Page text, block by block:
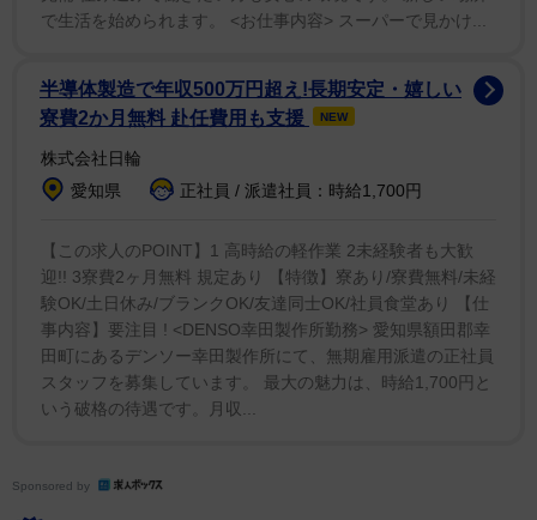
た。
そして「イン・メモリアム」のコーナーではベン・プ
ラット、シンシア・エリヴォ、レスリー・オドム・Ｊ
ｒ、レイチェル・ゼグラーらが昨年１１月に９１歳で死
去したブロードウェイミュージカルの巨匠スティーヴ
た。
まずベンが『ノット・ア・デイ・ゴーズ・バイ』『メ
リリー・ウィー・ロール・アロング』を披露、続いてシ
ンシアとレスリーによる『センド・イン・ザ・クラウン
ズ』、最後にレイチェルによる『ウェストサイド物語』
で生活を始められます。 <お仕事内容> スーパーで見かけ...
半導体製造で年収500万円超え!長期安定・嬉しい
寮費2か月無料 赴任費用も支援
NEW
株式会社日輪
愛知県
正社員 / 派遣社員：時給1,700円
【この求人のPOINT】1 高時給の軽作業 2未経験者も大歓
迎!! 3寮費2ヶ月無料 規定あり 【特徴】寮あり/寮費無料/未経
験OK/土日休み/ブランクOK/友達同士OK/社員食堂あり 【仕
事内容】要注目 ! <DENSO幸田製作所勤務> 愛知県額田郡幸
田町にあるデンソー幸田製作所にて、無期雇用派遣の正社員
スタッフを募集しています。 最大の魅力は、時給1,700円と
いう破格の待遇です。月収...
Sponsored by